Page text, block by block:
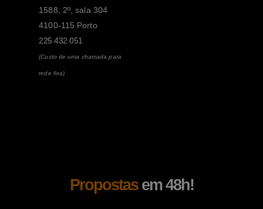
Propostasem 48h!
1588, 2º, sala 304
4100-115 Porto
225 432 051
(Custo de uma chamada para
rede fixa)